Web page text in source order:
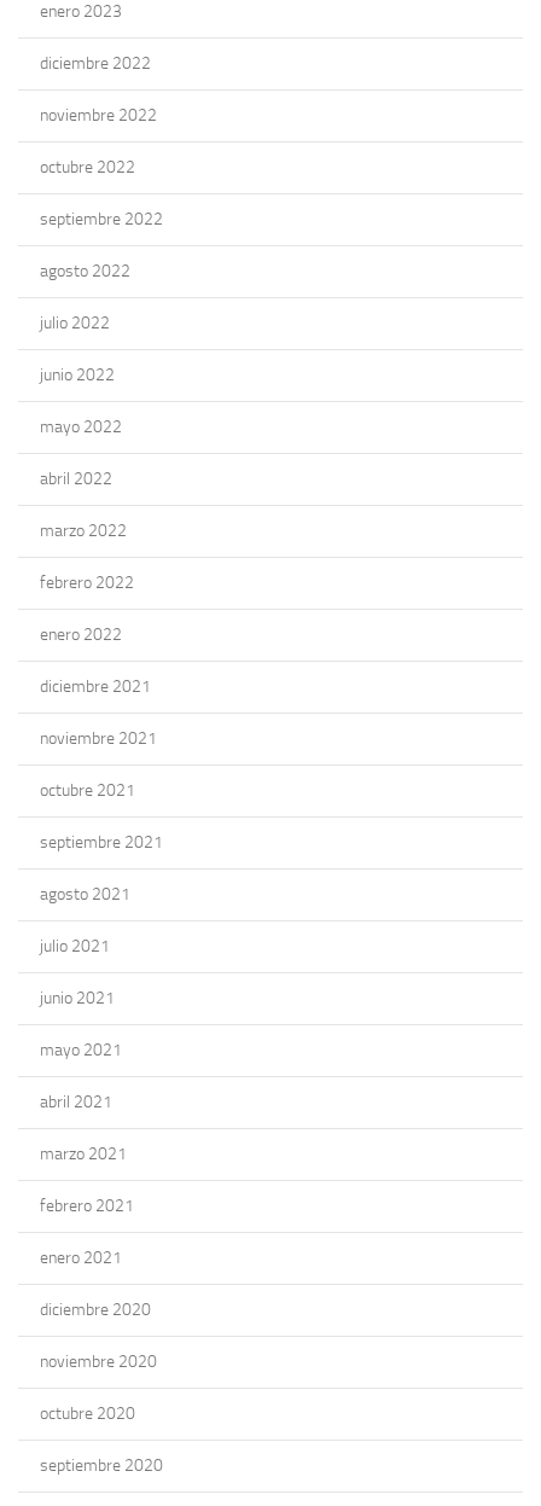
enero 2023
diciembre 2022
noviembre 2022
octubre 2022
septiembre 2022
agosto 2022
julio 2022
junio 2022
mayo 2022
abril 2022
marzo 2022
febrero 2022
enero 2022
diciembre 2021
noviembre 2021
octubre 2021
septiembre 2021
agosto 2021
julio 2021
junio 2021
mayo 2021
abril 2021
marzo 2021
febrero 2021
enero 2021
diciembre 2020
noviembre 2020
octubre 2020
septiembre 2020